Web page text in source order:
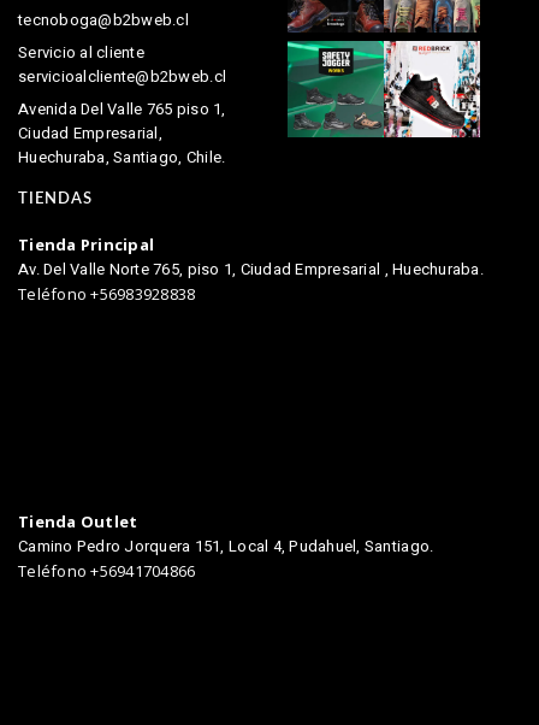
tecnoboga@b2bweb.cl
Servicio al cliente
servicioalcliente@b2bweb.cl
Avenida Del Valle 765 piso 1,
Ciudad Empresarial,
Huechuraba, Santiago, Chile.
TIENDAS
Tienda Principal
Av. Del Valle Norte 765, piso 1, Ciudad Empresarial , Huechuraba.
Teléfono +56983928838
Tienda Outlet
Camino Pedro Jorquera 151, Local 4, Pudahuel, Santiago.
Teléfono +56941704866